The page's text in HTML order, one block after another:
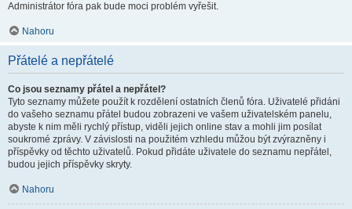
Administrátor fóra pak bude moci problém vyřešit.
Nahoru
Přátelé a nepřátelé
Co jsou seznamy přátel a nepřátel?
Tyto seznamy můžete použít k rozdělení ostatních členů fóra. Uživatelé přidáni
do vašeho seznamu přátel budou zobrazeni ve vašem uživatelském panelu,
abyste k nim měli rychlý přístup, viděli jejich online stav a mohli jim posílat
soukromé zprávy. V závislosti na použitém vzhledu můžou být zvýrazněny i
příspěvky od těchto uživatelů. Pokud přidáte uživatele do seznamu nepřátel,
budou jejich příspěvky skryty.
Nahoru